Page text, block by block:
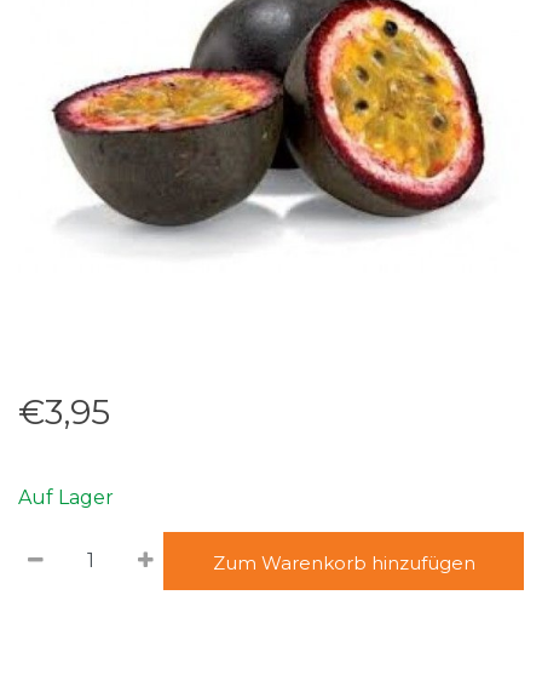
€3,95
Auf Lager
Zum Warenkorb hinzufügen